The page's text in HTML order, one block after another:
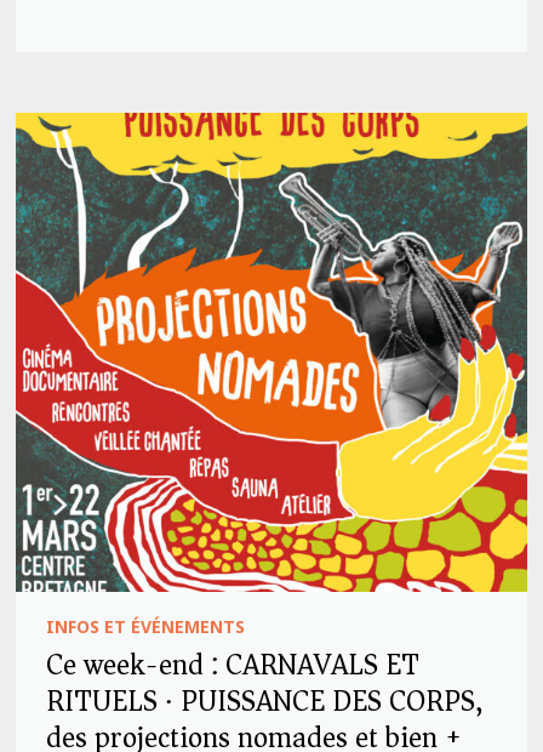
INFOS ET ÉVÉNEMENTS
Ce week-end : CARNAVALS ET
RITUELS · PUISSANCE DES CORPS,
des projections nomades et bien +